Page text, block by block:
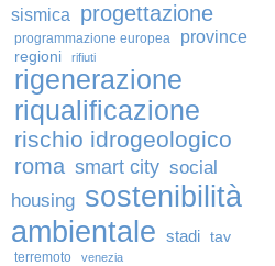
sismica
progettazione
programmazione europea province
regioni rifiuti
rigenerazione
riqualificazione
rischio idrogeologico
roma smart city social
housing sostenibilità
ambientale stadi tav
terremoto venezia